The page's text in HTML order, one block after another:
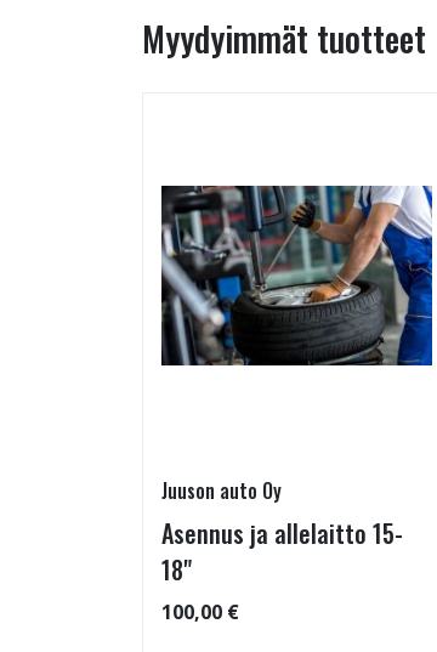
Myydyimmät tuotteet
Juuson auto Oy
Asennus ja allelaitto 15-
18"
100,00 €